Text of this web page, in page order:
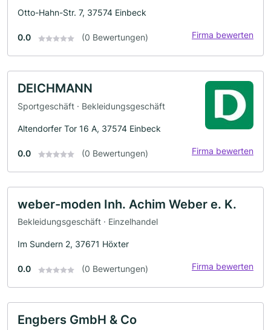
Otto-Hahn-Str. 7, 37574 Einbeck
0.0 (0 Bewertungen) Firma bewerten
DEICHMANN
Sportgeschäft · Bekleidungsgeschäft
Altendorfer Tor 16 A, 37574 Einbeck
0.0 (0 Bewertungen) Firma bewerten
weber-moden Inh. Achim Weber e. K.
Bekleidungsgeschäft · Einzelhandel
Im Sundern 2, 37671 Höxter
0.0 (0 Bewertungen) Firma bewerten
Engbers GmbH & Co